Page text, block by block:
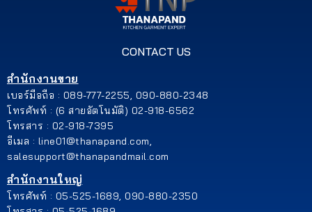
CONTACT US
สำนักงานขาย
เบอร์มือถือ : 089-777-2255, 090-880-2348
โทรศัพท์ : (6 สายอัตโนมัติ) 02-918-6562
โทรสาร : 02-918-7395
อีเมล : line01@thanapand.com,
salesupport@thanapandmail.com
สำนักงานใหญ่
โทรศัพท์ : 05-525-1689, 090-880-2350